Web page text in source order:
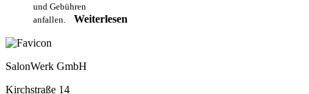
und Gebühren
anfallen.
Weiterlesen
SalonWerk GmbH
Kirchstraße 14